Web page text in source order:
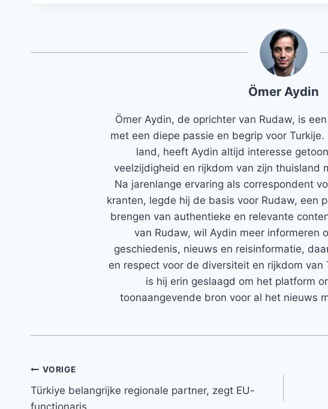
Ömer Aydin
Ömer Aydin, de oprichter van Rudaw, is
met een diepe passie en begrip voor
land, heeft Aydin altijd interesse
veelzijdigheid en rijkdom van zijn thuisland
Na jarenlange ervaring als correspondent
kranten, legde hij de basis voor Rudaw, een
brengen van authentieke en relevante
van Rudaw, wil Aydin meer informeren
geschiedenis, nieuws en reisinformatie,
en respect voor de diversiteit en rijkdom van
is hij erin geslaagd om het platform
toonaangevende bron voor al het nieuws
Bericht
navigatie
VORIGE
Türkiye belangrijke regionale partner, zegt EU-
functionaris